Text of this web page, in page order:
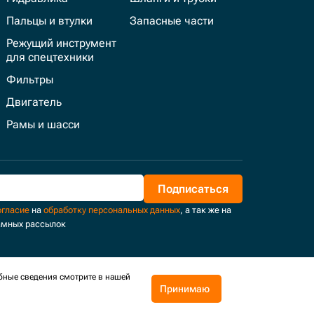
Пальцы и втулки
Режущий инструмент
для спецтехники
Фильтры
Двигатель
Рамы и шасси
Запасные части
Подписаться
на обработку персональных данных, а так же на
рассылок
Поддержка и развитие
сведения смотрите в нашей
Принимаю